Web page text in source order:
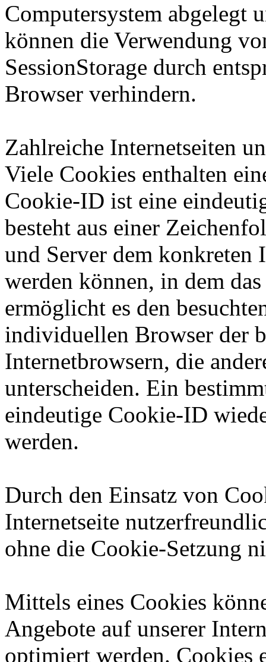
Computersystem abgelegt
können die Verwendung
SessionStorage durch
Browser verhindern.
Zahlreiche Internetseiten
Viele Cookies enthalten
Cookie-ID ist eine
besteht aus einer
und Server dem konkreten
werden können, in dem
ermöglicht es den
individuellen Browser der
Internetbrowsern, die
unterscheiden. Ein
eindeutige Cookie-ID
werden.
Durch den Einsatz von
Internetseite
ohne die Cookie-Setzung
Mittels eines Cookies
Angebote auf unserer
optimiert werden. Cookies